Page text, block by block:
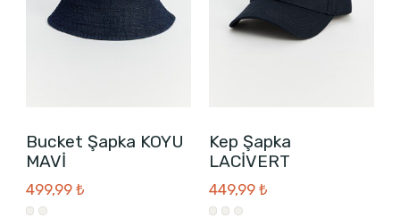
Bucket Şapka KOYU
MAVİ
499,99 ₺
Kep Şapka
LACİVERT
449,99 ₺